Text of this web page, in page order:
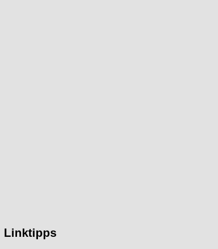
Linktipps